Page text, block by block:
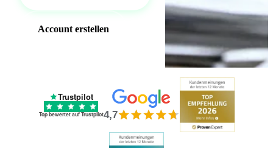
Account erstellen
Trustpilot
Top bewertet auf Trustpilot4,7